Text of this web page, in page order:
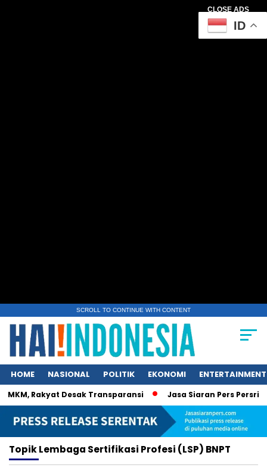
CLOSE ADS
SCROLL TO CONTINUE WITH CONTENT
HOME NASIONAL POLITIK EKONOMI ENTERTAINMENT
Rakyat Desak Transparansi Jasa Siaran Pers
TopikLembaga Sertifikasi Profesi (LSP) BNPT
ID